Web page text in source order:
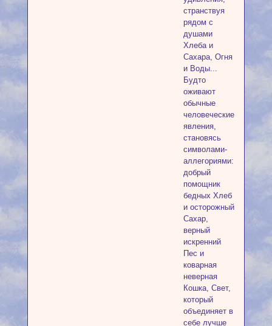
странствуя
рядом с
душами
Хлеба и
Сахара, Огня
и Воды...
Будто
оживают
обычные
человеческие
явления,
становясь
символами-
аллегориями:
добрый
помощник
бедных Хлеб
и осторожный
Сахар,
верный
искренний
Пес и
коварная
неверная
Кошка, Свет,
который
объединяет в
себе лучше